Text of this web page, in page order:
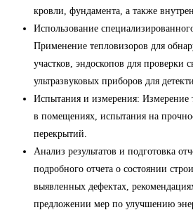
кровли, фундамента, а также
Использование
Применение тепловизоров для
участков, эндоскопов для проверки
ультразвуковых приборов для
Испытания и измерения: Измерение
в помещениях, испытания на
перекрытий.
Анализ результатов и подготовка
подробного отчета о состоянии
выявленных дефектах,
предложении мер по улучшению